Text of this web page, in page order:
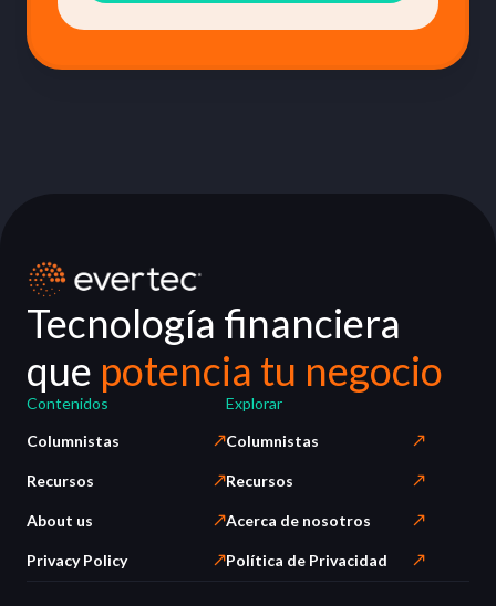
Tecnología financiera
que potencia tu negocio
Contenidos
Columnistas
Recursos
About us
Privacy Policy
Explorar
Columnistas
Recursos
Acerca de nosotros
Política de Privacidad